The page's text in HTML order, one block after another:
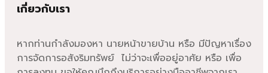
เกี่ยวกับเรา
หากท่านกำลังมองหา นายหน้าขายบ้าน หรือ มีปัญหาเรื่อง
การจัดการอสังริมทรัพย์ ไม่ว่าจะเพื่ออยู่อาศัย หรือ เพื่อ